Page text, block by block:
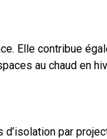
Elle contribue
au chaud en
par